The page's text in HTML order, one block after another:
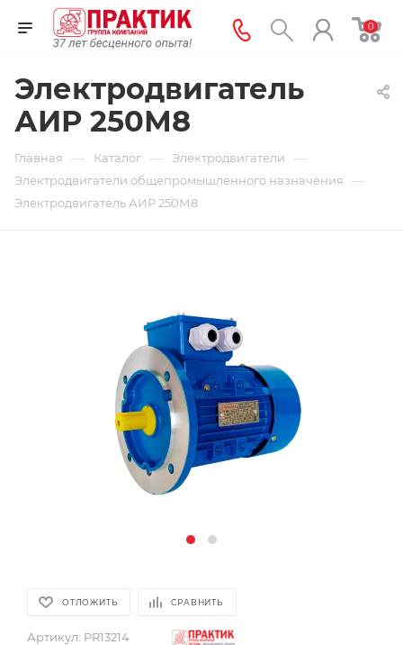
0
Электродвигатель
АИР 250М8
Главная — Каталог — Электродвигатели —
Электродвигатели общепромышленного назначения —
Электродвигатель АИР 250М8
ОТЛОЖИТЬ СРАВНИТЬ
Артикул: PR13214